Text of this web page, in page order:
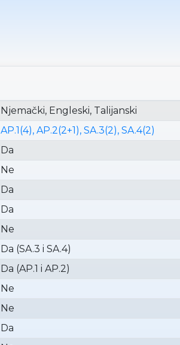
Njemački, Engleski, Talijanski
AP.1(4), AP.2(2+1), SA.3(2), SA.4(2)
Da
Ne
Da
Da
Ne
Da (SA.3 i SA.4)
Da (AP.1 i AP.2)
Ne
Ne
Da